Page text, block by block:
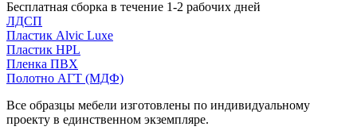
Бесплатная сборка в течение 1-2 рабочих дней
ЛДСП
Пластик Alvic Luxe
Пластик HPL
Пленка ПВХ
Полотно АГТ (МДФ)
Все образцы мебели изготовлены по индивидуальному
проекту в единственном экземпляре.